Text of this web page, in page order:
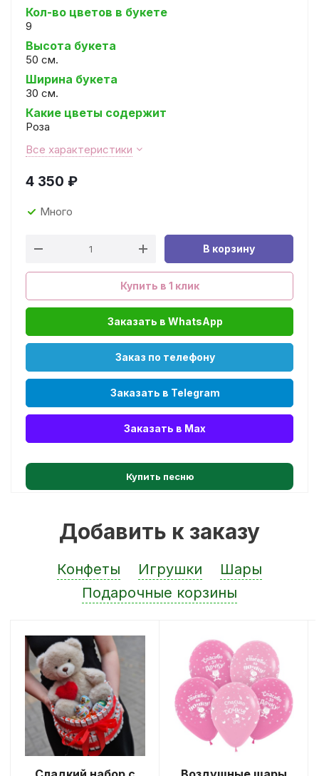
Кол-во цветов в букете
9
Высота букета
50 см.
Ширина букета
30 см.
Какие цветы содержит
Роза
Все характеристики
4 350 ₽
Много
В корзину
Купить в 1 клик
Заказать в WhatsApp
Заказ по телефону
Заказать в Telegram
Заказать в Max
Купить песню
Добавить к заказу
Конфеты Игрушки
Шары
Подарочные корзины